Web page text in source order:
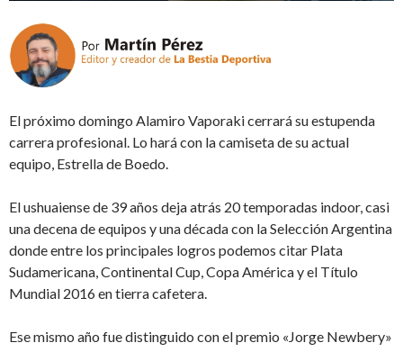
El próximo domingo Alamiro Vaporaki cerrará su estupenda
carrera profesional. Lo hará con la camiseta de su actual
equipo, Estrella de Boedo.
El ushuaiense de 39 años deja atrás 20 temporadas indoor, casi
una decena de equipos y una década con la Selección Argentina
donde entre los principales logros podemos citar Plata
Sudamericana, Continental Cup, Copa América y el Título
Mundial 2016 en tierra cafetera.
Ese mismo año fue distinguido con el premio «Jorge Newbery»